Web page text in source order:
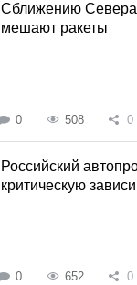
Сближению
мешают ракеты
0 508 0
Российский
критическую
0 652 0